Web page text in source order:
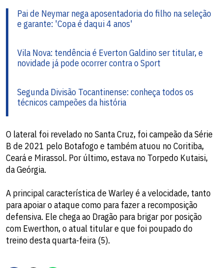
Pai de Neymar nega aposentadoria do filho na seleção
e garante: 'Copa é daqui 4 anos'
Vila Nova: tendência é Everton Galdino ser titular, e
novidade já pode ocorrer contra o Sport
Segunda Divisão Tocantinense: conheça todos os
técnicos campeões da história
O lateral foi revelado no Santa Cruz, foi campeão da Série
B de 2021 pelo Botafogo e também atuou no Coritiba,
Ceará e Mirassol. Por último, estava no Torpedo Kutaisi,
da Geórgia.
A principal característica de Warley é a velocidade, tanto
para apoiar o ataque como para fazer a recomposição
defensiva. Ele chega ao Dragão para brigar por posição
com Ewerthon, o atual titular e que foi poupado do
treino desta quarta-feira (5).